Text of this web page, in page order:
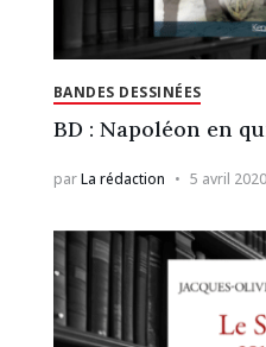
BANDES DESSINÉES
BD : Napoléon en
parLa rédaction 5 avril 2020